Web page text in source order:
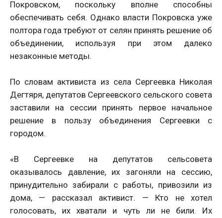
Покровском, поскольку вполне способны
обеспечивать себя. Однако власти Покровска уже
полтора года требуют от селян принять решение об
объединении, используя при этом далеко
незаконные методы.
По словам активиста из села Сергеевка Николая
Дегтяря, депутатов Сергеевского сельского совета
заставили на сессии принять первое начальное
решение в пользу объединения Сергеевки с
городом.
«В Сергеевке на депутатов сельсовета
оказывалось давление, их загоняли на сессию,
принудительно забирали с работы, привозили из
дома, — рассказал активист. — Кто не хотел
голосовать, их хватали и чуть ли не били. Их